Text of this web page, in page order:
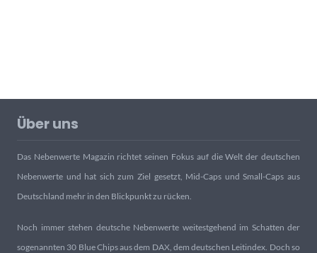
Über uns
Das Nebenwerte Magazin richtet seinen Fokus auf die Welt der deutschen
Nebenwerte und hat sich zum Ziel gesetzt, Mid-Caps und Small-Caps aus
Deutschland mehr in den Blickpunkt zu rücken.
Noch immer stehen deutsche Nebenwerte weitestgehend im Schatten der
sogenannten 30 Blue Chips aus dem DAX, dem deutschen Leitindex. Doch so